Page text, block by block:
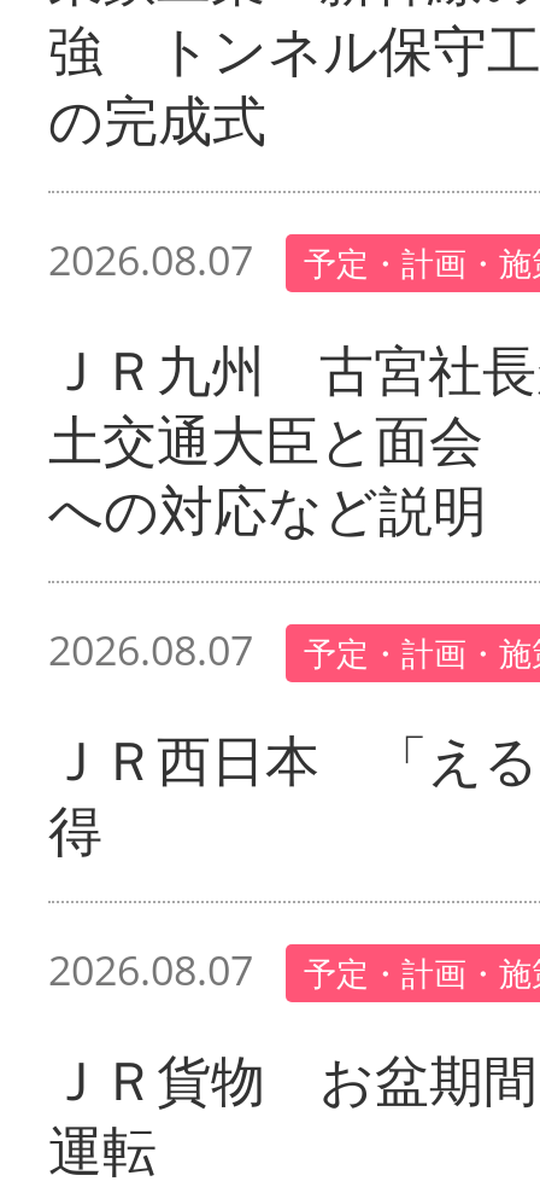
強 トンネル保守
の完成式
2026.08.07 予定・計画・
ＪＲ九州 古宮社
土交通大臣と面会
への対応など説明
2026.08.07 予定・計画・
ＪＲ西日本 「え
得
2026.08.07 予定・計画・
ＪＲ貨物 お盆期
運転